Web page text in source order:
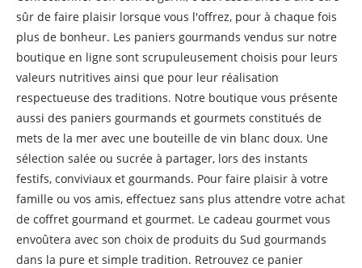
sûr de faire plaisir lorsque vous l'offrez, pour à chaque fois
plus de bonheur. Les paniers gourmands vendus sur notre
boutique en ligne sont scrupuleusement choisis pour leurs
valeurs nutritives ainsi que pour leur réalisation
respectueuse des traditions. Notre boutique vous présente
aussi des paniers gourmands et gourmets constitués de
mets de la mer avec une bouteille de vin blanc doux. Une
sélection salée ou sucrée à partager, lors des instants
festifs, conviviaux et gourmands. Pour faire plaisir à votre
famille ou vos amis, effectuez sans plus attendre votre achat
de coffret gourmand et gourmet. Le cadeau gourmet vous
envoûtera avec son choix de produits du Sud gourmands
dans la pure et simple tradition. Retrouvez ce panier